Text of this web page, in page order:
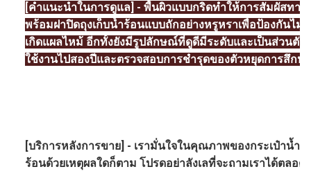
[คำแนะนำในการดูแล] - พื้นผิวแบบกริดทำให้การสัมผัสทา
พร้อมฝาปิดถุงเก็บน้ำร้อนแบบถักอย่างหรูหราเพื่อป้องกันไม่
เกิดแผลไหม้ อีกทั้งยังมีรูปลักษณ์ที่ดูดีมีระดับและเป็นส่วนตั
ใช้งานไปสองปีและตรวจสอบการชำรุดของตัวหยุดการสึกห
[บริการหลังการขาย] - เรามั่นใจในคุณภาพของกระเป๋าน้ำ
ร้อนด้วยเหตุผลใดก็ตาม โปรดอย่าลังเลที่จะถามเราได้ตลอด